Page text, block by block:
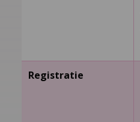
Registratie